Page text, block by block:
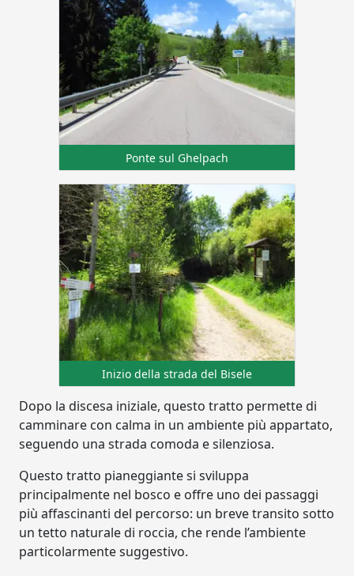
Ponte sul Ghelpach
Inizio della strada del Bisele
Dopo la discesa iniziale, questo tratto permette di
camminare con calma in un ambiente più appartato,
seguendo una strada comoda e silenziosa.
Questo tratto pianeggiante si sviluppa
principalmente nel bosco e offre uno dei passaggi
più affascinanti del percorso: un breve transito sotto
un tetto naturale di roccia, che rende l’ambiente
particolarmente suggestivo.